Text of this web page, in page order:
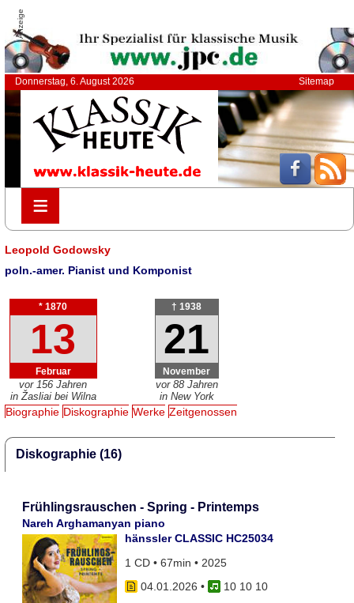
Anzeige
Donnerstag, 6. August 2026 Sitemap
≡
≡
Leopold Godowsky
poln.-amer. Pianist und Komponist
* 1870
13
Februar
vor 156 Jahren
in Žasliai bei Wilna
† 1938
21
November
vor 88 Jahren
in New York
Biographie Diskographie Werke Zeitgenossen
Diskographie (16)
Frühlingsrauschen - Spring - Printemps
Nareh Arghamanyan piano
hänssler CLASSIC HC25034
1 CD • 67min • 2025
04.01.2026 •
10 10 10